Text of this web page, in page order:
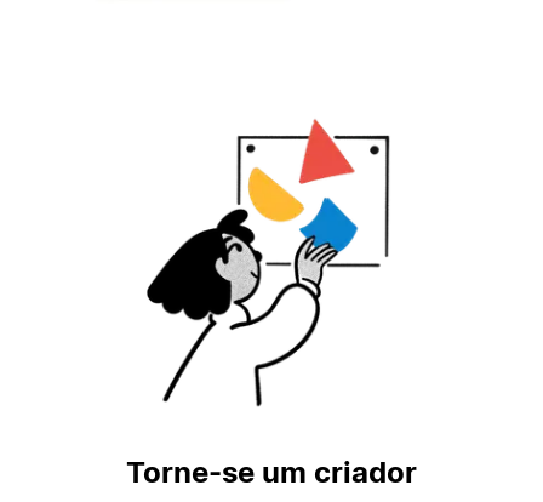
Torne-se um criador